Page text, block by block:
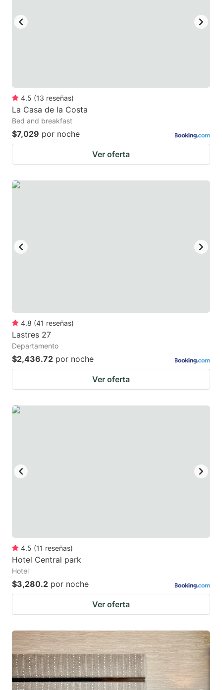
4.5 (13 reseñas)
La Casa de la Costa
Bed and breakfast
$7,029 por noche
Ver oferta
4.8 (41 reseñas)
Lastres 27
Departamento
$2,436.72 por noche
Ver oferta
4.5 (11 reseñas)
Hotel Central park
Hotel
$3,280.2 por noche
Ver oferta